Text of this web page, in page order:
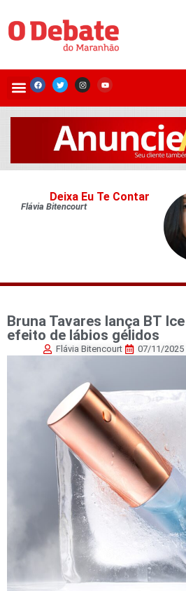
Deixa Eu Te Contar
Flávia Bitencourt
Bruna Tavares lança BT
efeito de lábios gélidos
Flávia Bitencourt 07/11/2025